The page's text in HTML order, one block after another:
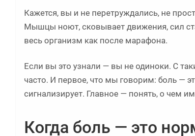
Кажется, вы и не перетруждались, не
Мышцы ноют, сковывает движения, сил
весь организм как после марафона.
Если вы это узнали — вы не одиноки. С
часто. И первое, что мы говорим: боль —
сигнализирует. Главное — понять, о чем
Когда боль — это